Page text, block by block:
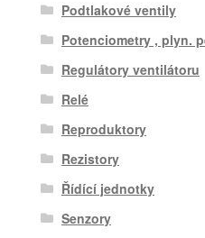
Podtlakové ventily
Potenciometry , plyn.
Regulátory ventilátoru
Relé
Reproduktory
Rezistory
Řídící jednotky
Senzory